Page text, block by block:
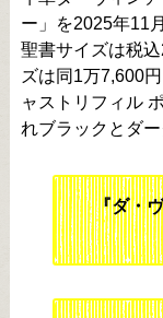
ー」を2025年11
聖書サイズは税
ズは同1万7,600
ャストリフィル
れブラックとダー
『ダ・